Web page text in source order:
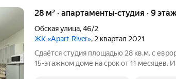
28 м² · апартаменты-студия · 9
Обская улица,46/2
ЖК «Apart-River», 2 квартал 2021
Сдаётся студия площадью 28 кв.м. с
15-этажном доме на срок от 11 месяцев.